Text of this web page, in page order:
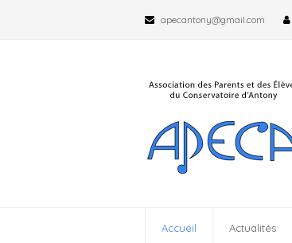
apecantony@gmail.com
Accueil Actualités